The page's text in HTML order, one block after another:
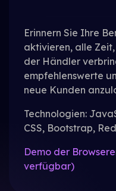
Erinnern Sie Ihre
aktivieren, alle
der Händler
empfehlenswerte
neue Kunden
Technologien:
CSS, Bootstrap,
Demo der
verfügbar)